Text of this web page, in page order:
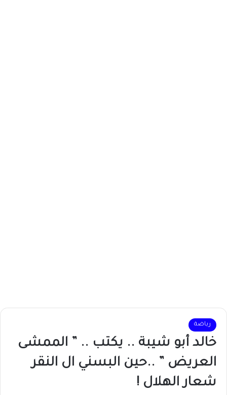
رياضة
خالد أبو شيبة .. يكتب .. ” الممشى
العريض ” ..حين البسني ال النقر
شعار الهلال !